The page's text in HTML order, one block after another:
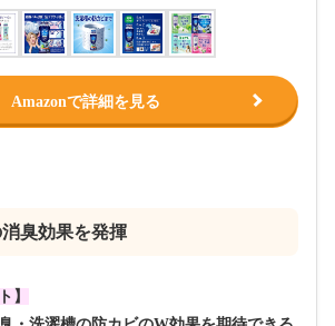
Amazonで詳細を見る
臭効果を発揮
】